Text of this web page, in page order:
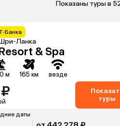
Показаны туры в
Банка
Ланка
& Spa
м 165 км везде
туры
даты